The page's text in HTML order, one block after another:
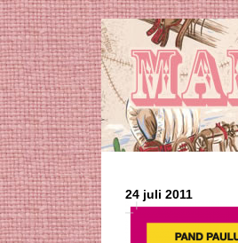
24 juli 2011